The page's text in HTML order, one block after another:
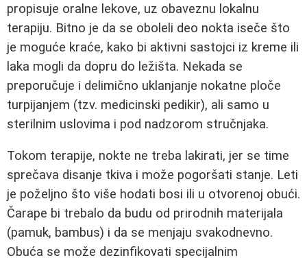
propisuje oralne lekove, uz obaveznu lokalnu
terapiju. Bitno je da se oboleli deo nokta iseče što
je moguće kraće, kako bi aktivni sastojci iz kreme ili
laka mogli da dopru do ležišta. Nekada se
preporučuje i delimično uklanjanje nokatne ploče
turpijanjem (tzv. medicinski pedikir), ali samo u
sterilnim uslovima i pod nadzorom stručnjaka.
Tokom terapije, nokte ne treba lakirati, jer se time
sprečava disanje tkiva i može pogoršati stanje. Leti
je poželjno što više hodati bosi ili u otvorenoj obući.
Čarape bi trebalo da budu od prirodnih materijala
(pamuk, bambus) i da se menjaju svakodnevno.
Obuća se može dezinfikovati specijalnim